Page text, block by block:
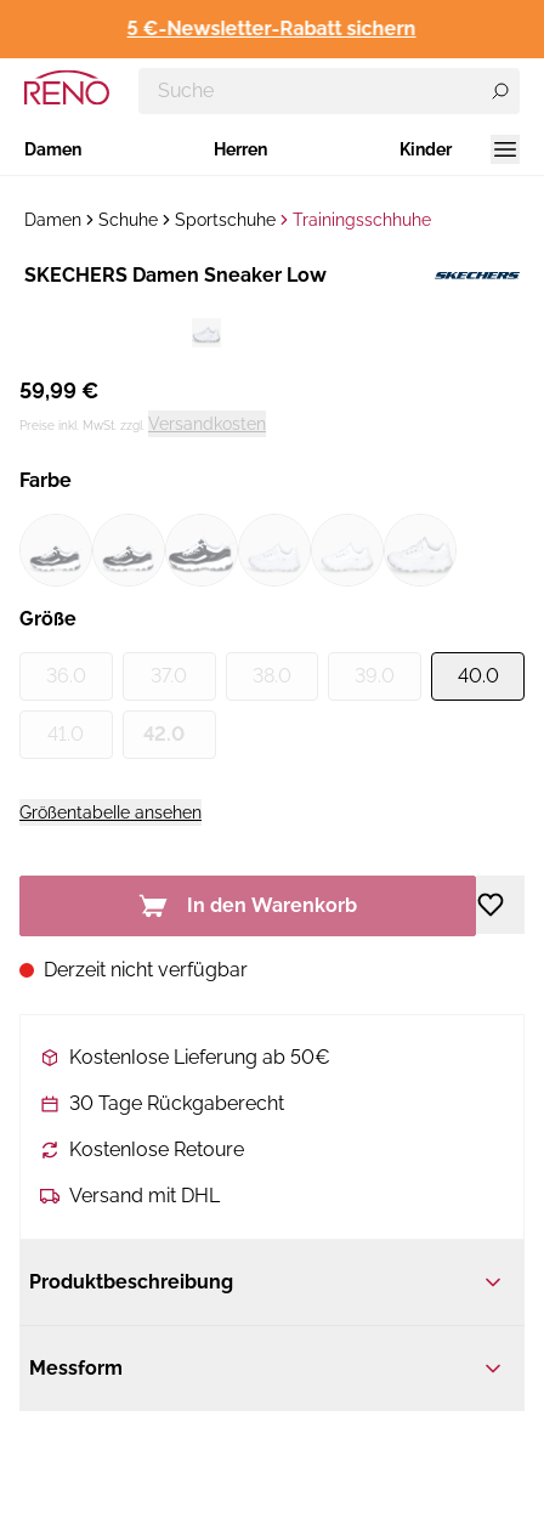
5 €-Newsletter-Rabatt sichern
Damen Herren Kinder
Damen Schuhe Sportschuhe Trainingsschhuhe
Hersteller:
SKECHERS Damen Sneaker Low
59,99 €
Preise inkl. MwSt. zzgl. Versandkosten
Farbe
Größe
36.0 37.0 38.0 39.0 40.0
41.0 42.0
Größentabelle ansehen
In den Warenkorb
Derzeit nicht verfügbar
Kostenlose Lieferung ab 50€
30 Tage Rückgaberecht
Kostenlose Retoure
Versand mit DHL
Produktbeschreibung
Messform